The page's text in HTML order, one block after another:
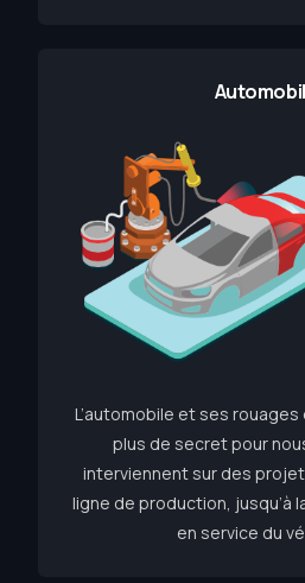
L’automobile et ses
plus de secret pour
interviennent sur des
ligne de production, jusqu’à
en service du